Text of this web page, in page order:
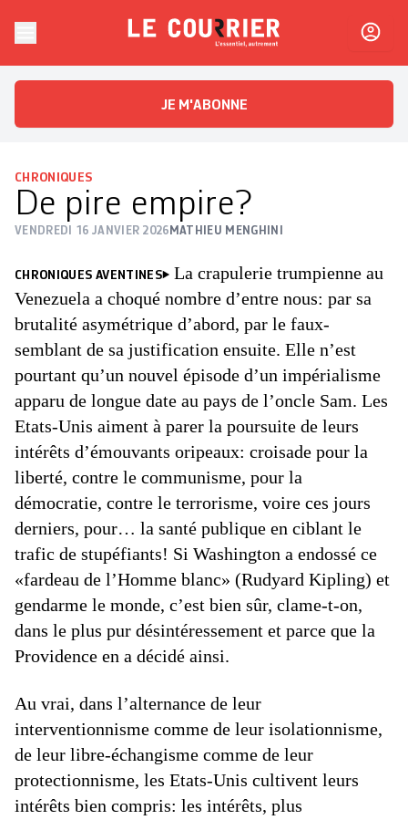
Le CourrierL'essentiel, autrement
JE M'ABONNE
CHRONIQUES
De pire empire?
VENDREDI 16 JANVIER 2026 MATHIEU MENGHINI
CHRONIQUES AVENTINES
La crapulerie trumpienne au
Venezuela a choqué nombre d’entre nous: par sa
brutalité asymétrique d’abord, par le faux-
semblant de sa justification ensuite. Elle n’est
pourtant qu’un nouvel épisode d’un impérialisme
apparu de longue date au pays de l’oncle Sam. Les
Etats-Unis aiment à parer la poursuite de leurs
intérêts d’émouvants oripeaux: croisade pour la
liberté, contre le communisme, pour la
démocratie, contre le terrorisme, voire ces jours
derniers, pour… la santé publique en ciblant le
trafic de stupéfiants! Si Washington a endossé ce
«fardeau de l’Homme blanc» (Rudyard Kipling) et
gendarme le monde, c’est bien sûr, clame-t-on,
dans le plus pur désintéressement et parce que la
Providence en a décidé ainsi.
Au vrai, dans l’alternance de leur
interventionnisme comme de leur isolationnisme,
de leur libre-échangisme comme de leur
protectionnisme, les Etats-Unis cultivent leurs
intérêts bien compris: les intérêts, plus